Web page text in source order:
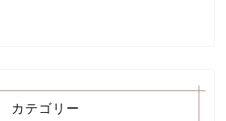
カテゴリー